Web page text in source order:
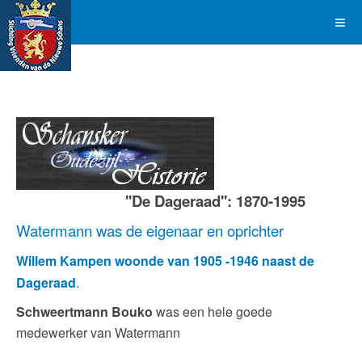
''De Dageraad'': 1870-1995
Watermann was de eigenaar en oprichter
Willem Kampen woonde van 1905 -1946 naast de
Dageraad.
Schweertmann Bouko was een hele goede
medewerker van Watermann